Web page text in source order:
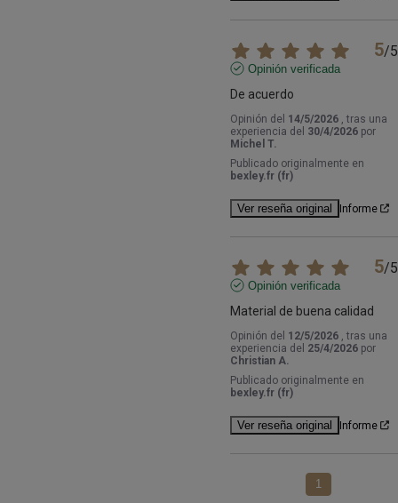
5/5
Opinión verificada
De acuerdo
Opinión del 14/5/2026 , tras una
experiencia del 30/4/2026 por
Michel T.
Publicado originalmente en
bexley.fr (fr)
Ver reseña original Informe
5/5
Opinión verificada
Material de buena calidad
Opinión del 12/5/2026 , tras una
experiencia del 25/4/2026 por
Christian A.
Publicado originalmente en
bexley.fr (fr)
Ver reseña original Informe
1